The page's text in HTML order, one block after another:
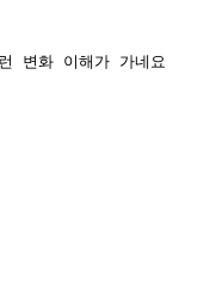
변화 이해가 가네요